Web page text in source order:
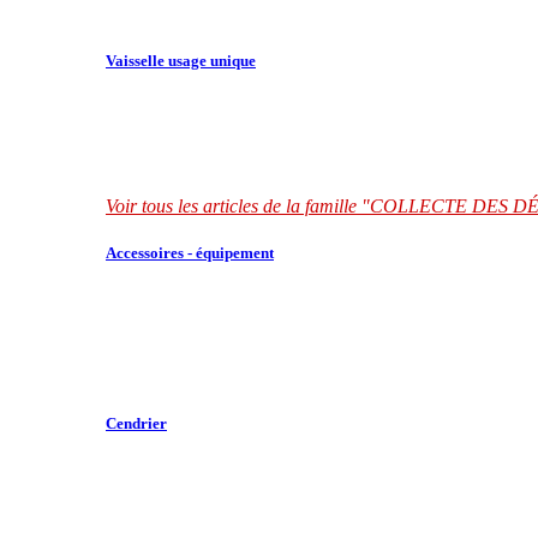
Vaisselle usage unique
Voir tous les articles de la famille "COLLECTE DES
Accessoires - équipement
Cendrier